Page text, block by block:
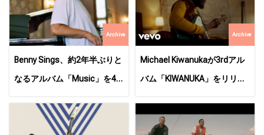
Archive
Benny Sings、約2年半ぶりと
なるアルバム「Music」を4
Archive
Michael Kiwanukaが3rdアル
バム「KIWANUKA」をリリー